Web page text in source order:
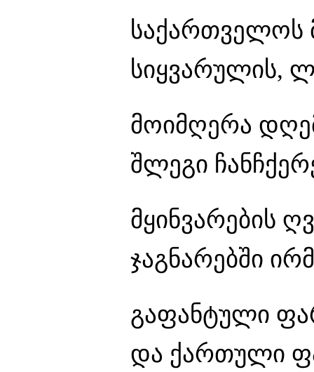
საქართველოს
სიყვარულის,
მოიმღერა
შლეგი
მყინვარების
ჯაგნარებში
გაფანტული
და ქართული